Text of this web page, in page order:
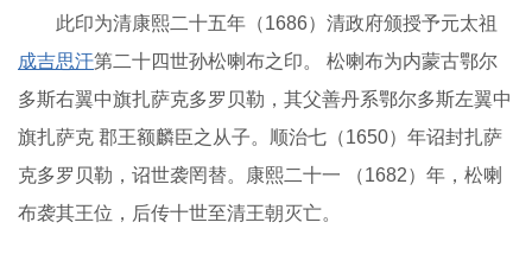
此印为清康熙二十五年（1686）清政府颁授予元太祖
成吉思汗第二十四世孙松喇布之印。 松喇布为内蒙古鄂尔
多斯右翼中旗扎萨克多罗贝勒，其父善丹系鄂尔多斯左翼中
旗扎萨克 郡王额麟臣之从子。顺治七（1650）年诏封扎萨
克多罗贝勒，诏世袭罔替。康熙二十一 （1682）年，松喇
布袭其王位，后传十世至清王朝灭亡。